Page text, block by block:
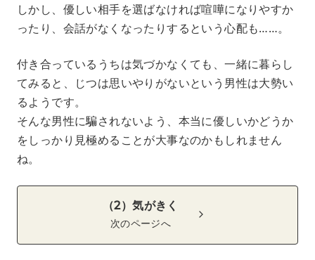
しかし、優しい相手を選ばなければ喧嘩になりやすか
ったり、会話がなくなったりするという心配も……。
付き合っているうちは気づかなくても、一緒に暮らし
てみると、じつは思いやりがないという男性は大勢い
るようです。
そんな男性に騙されないよう、本当に優しいかどうか
をしっかり見極めることが大事なのかもしれません
ね。
（2）気がきく
次のページへ